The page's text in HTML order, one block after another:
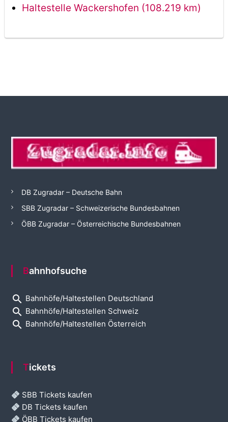
Haltestelle Wackershofen (108.219 km)
DB Zugradar – Deutsche Bahn
SBB Zugradar – Schweizerische Bundesbahnen
ÖBB Zugradar – Österreichische Bundesbahnen
Bahnhofsuche
search Bahnhöfe/Haltestellen Deutschland
search Bahnhöfe/Haltestellen Schweiz
search Bahnhöfe/Haltestellen Österreich
Tickets
SBB Tickets kaufen
DB Tickets kaufen
ÖBB Tickets kaufen